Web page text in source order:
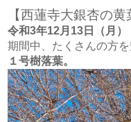
【西蓮寺大銀杏の
令和3年12月13日（月）
期間中、たくさんの方
１号樹落葉。